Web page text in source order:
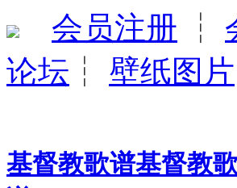
会员注册 ┆
论坛 ┆ 壁纸图片
基督教歌谱基督教